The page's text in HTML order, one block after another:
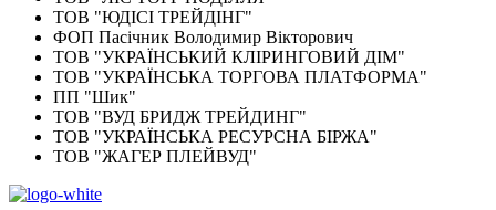
ТОВ "ЮДІСІ ТРЕЙДІНГ"
ФОП Пасічник Володимир Вікторович
ТОВ "УКРАЇНСЬКИЙ КЛІРИНГОВИЙ ДІМ"
ТОВ "УКРАЇНСЬКА ТОРГОВА ПЛАТФОРМА"
ПП "Шик"
ТОВ "ВУД БРИДЖ ТРЕЙДИНГ"
ТОВ "УКРАЇНСЬКА РЕСУРСНА БІРЖА"
ТОВ "ЖАГЕР ПЛЕЙВУД"